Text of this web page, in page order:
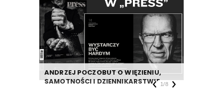
ANDRZEJ POCZOBUT O WIĘZIENIU,
SAMOTNOŚCI I DZIENNIKARSTWIE1/8